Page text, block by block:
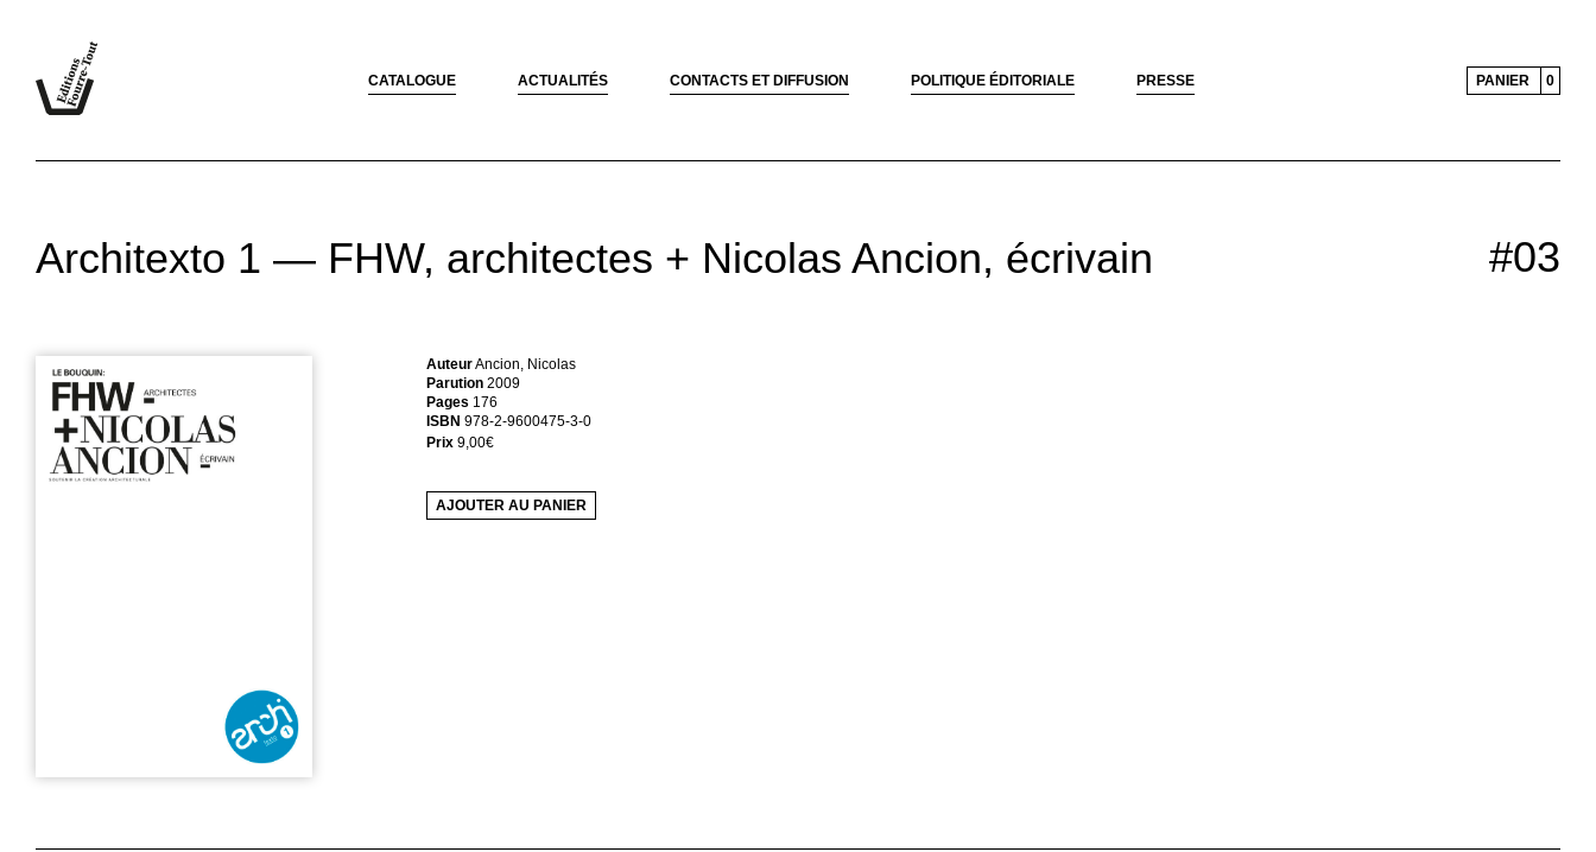
CATALOGUE ACTUALITÉS CONTACTS ET DIFFUSION POLITIQUE ÉDITORIALE PRESSE PANIER 0
Architexto 1 — FHW, architectes + Nicolas Ancion, écrivain #03
AuteurAncion, Nicolas
Parution2009
Pages 176
ISBN 978-2-9600475-3-0
Prix 9,00€
AJOUTER AU PANIER